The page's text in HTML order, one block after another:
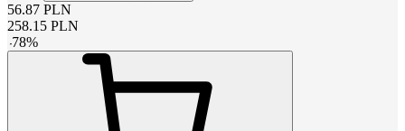
56.87 PLN
258.15 PLN
-78%